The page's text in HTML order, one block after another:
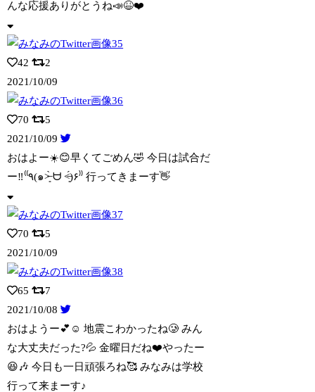
んな応援ありがとうね📣😆❤️
42
2
2021/10/09
70
5
2021/10/09
おはよー☀️😊早くてごめん🤣 今日は試合だ
ー‼️⁽⁽٩(๑˃̶͈̀ ᗨ ˂̶͈́)۶⁾⁾ 行ってきまーす👋
70
5
2021/10/09
65
7
2021/10/08
おはようー💕☺️ 地震こわかったね🥲 みん
な大丈夫だった?💦 金曜日だね❤️やったー
😆🎶 今日も一日頑張ろね🥰 みなみは学校
行って来まーす♪